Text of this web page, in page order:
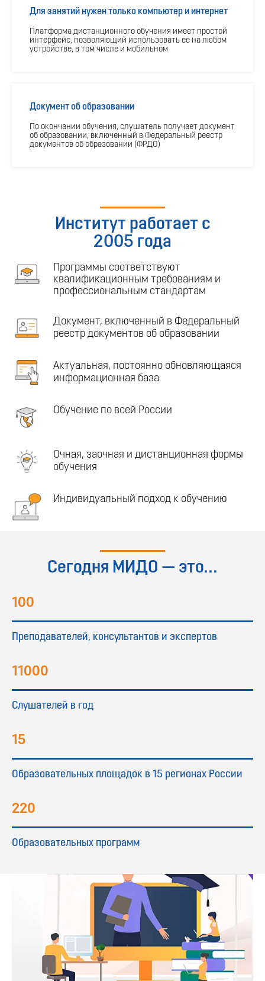
Для занятий нужен только компьютер и интернет
Платформа дистанционного обучения имеет простой
интерфейс, позволяющий использовать ее на любом
устройстве, в том числе и мобильном
Документ об образовании
По окончании обучения, слушатель получает документ
об образовании, включенный в Федеральный реестр
документов об образовании (ФРДО)
Институт работает с
2005 года
Программы соответствуют
квалификационным требованиям и
профессиональным стандартам
Документ, включенный в Федеральный
реестр документов об образовании
Актуальная, постоянно обновляющаяся
информационная база
Обучение по всей России
Очная, заочная и дистанционная формы
обучения
Индивидуальный подход к обучению
Сегодня МИДО — это...
100
Преподавателей, консультантов и экспертов
11000
Слушателей в год
15
Образовательных площадок в 15 регионах России
220
Образовательных программ